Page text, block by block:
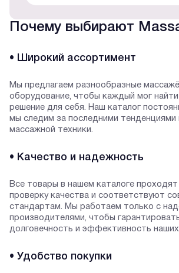
Почему выбирают
• Широкий ассортимент
Мы предлагаем разнообразные
оборудование, чтобы каждый мог
решение для себя. Наш каталог
мы следим за последними тенденциями
массажной техники.
• Качество и надежность
Все товары в нашем каталоге
проверку качества и соответствуют
стандартам. Мы работаем только с
производителями, чтобы
долговечность и эффективность
• Удобство покупки